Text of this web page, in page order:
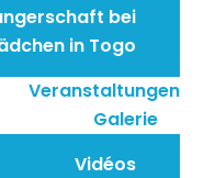
bei
in Togo
Veranstaltungen
Galerie
Vidéos